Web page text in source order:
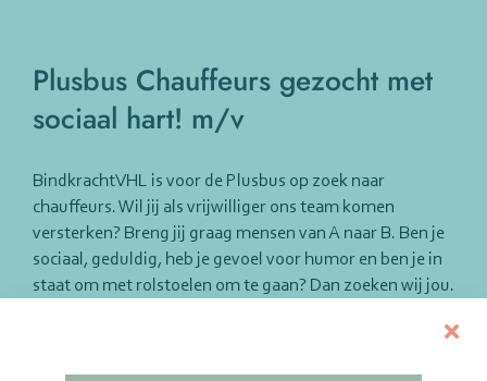
Plusbus Chauffeurs gezocht met
sociaal hart! m/v
BindkrachtVHL is voor de Plusbus op zoek naar
chauffeurs. Wil jij als vrijwilliger ons team komen
versterken? Breng jij graag mensen van A naar B. Ben je
sociaal, geduldig, heb je gevoel voor humor en ben je in
staat om met rolstoelen om te gaan? Dan zoeken wij jou.